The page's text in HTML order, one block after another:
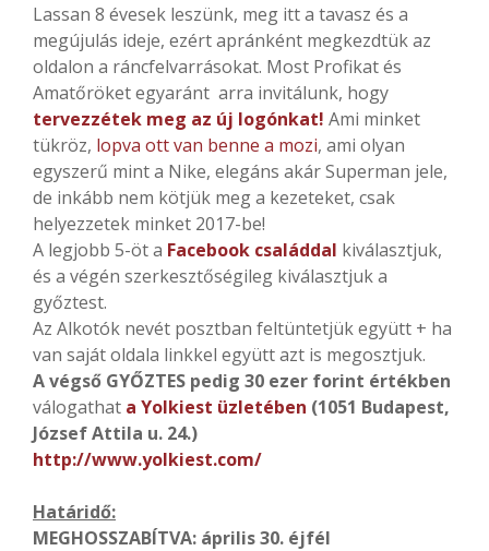
Lassan 8 évesek leszünk, meg itt a tavasz és a
megújulás ideje, ezért apránként megkezdtük az
oldalon a ráncfelvarrásokat. Most Profikat és
Amatőröket egyaránt arra invitálunk, hogy
tervezzétek meg az új logónkat! Ami minket
tükröz, lopva ott van benne a mozi, ami olyan
egyszerű mint a Nike, elegáns akár Superman jele,
de inkább nem kötjük meg a kezeteket, csak
helyezzetek minket 2017-be!
A legjobb 5-öt a Facebook családdal kiválasztjuk,
és a végén szerkesztőségileg kiválasztjuk a
győztest.
Az Alkotók nevét posztban feltüntetjük együtt + ha
van saját oldala linkkel együtt azt is megosztjuk.
A végső GYŐZTES pedig 30 ezer forint értékben
válogathat a Yolkiest üzletében (1051 Budapest,
József Attila u. 24.)
http://www.yolkiest.com/
Határidő:
MEGHOSSZABÍTVA: április 30. éjfél